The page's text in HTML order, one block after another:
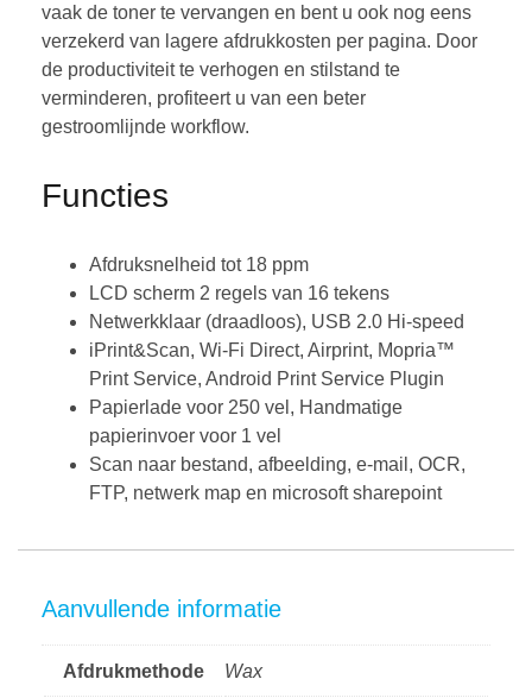
vaak de toner te vervangen en bent u ook nog eens
verzekerd van lagere afdrukkosten per pagina. Door
de productiviteit te verhogen en stilstand te
verminderen, profiteert u van een beter
gestroomlijnde workflow.
Functies
Afdruksnelheid tot 18 ppm
LCD scherm 2 regels van 16 tekens
Netwerkklaar (draadloos), USB 2.0 Hi-speed
iPrint&Scan, Wi-Fi Direct, Airprint, Mopria™
Print Service, Android Print Service Plugin
Papierlade voor 250 vel, Handmatige
papierinvoer voor 1 vel
Scan naar bestand, afbeelding, e-mail, OCR,
FTP, netwerk map en microsoft sharepoint
Aanvullende informatie
Afdrukmethode Wax